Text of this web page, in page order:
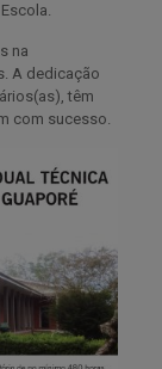
na
A dedicação
têm
com sucesso.